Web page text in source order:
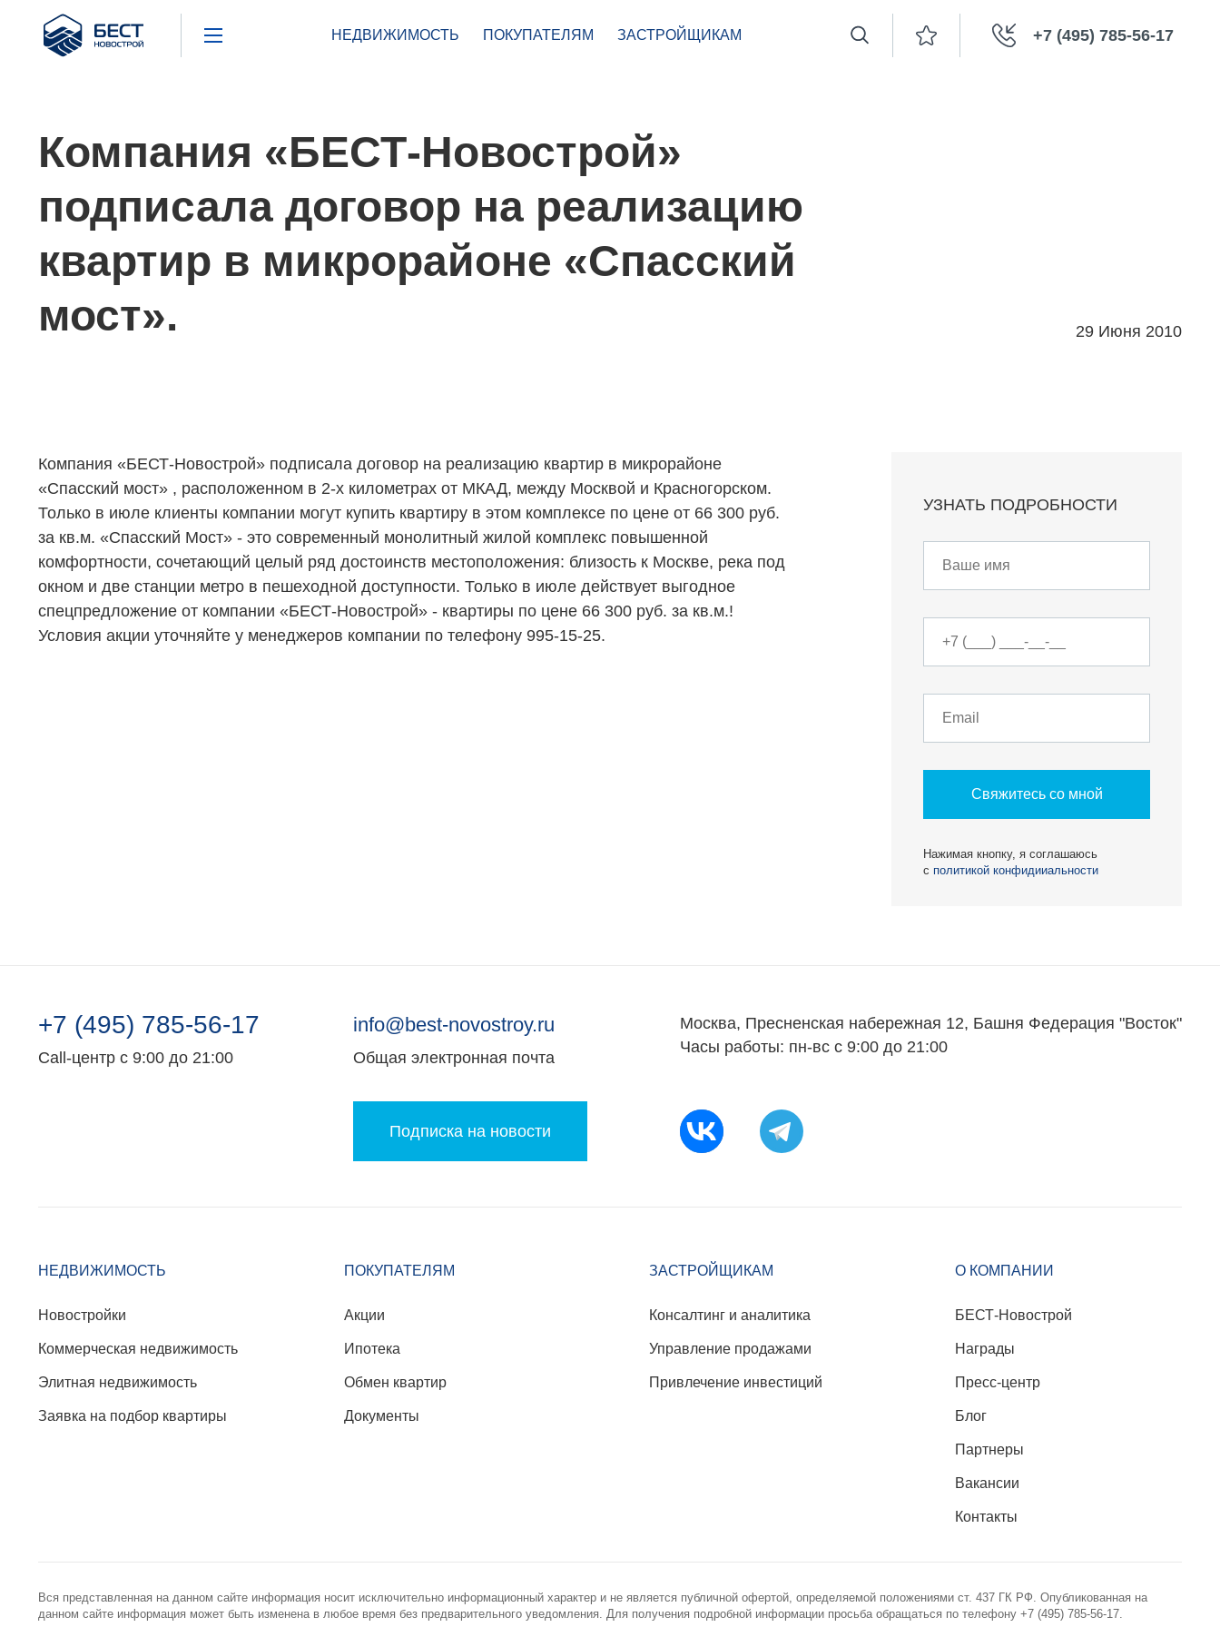
Бест
Новострой
НЕДВИЖИМОСТЬ ПОКУПАТЕЛЯМ ЗАСТРОЙЩИКАМ +7 (495) 785-56-17
О КОМПАНИИ
Награды
Пресс-центр
Партнеры
Компания «БЕСТ-Новострой»
подписала договор на реализацию
квартир в микрорайоне «Спасский
мост».
29 Июня 2010
Компания «БЕСТ-Новострой» подписала договор на реализацию квартир в микрорайоне
«Спасский мост» , расположенном в 2-х километрах от МКАД, между Москвой и Красногорском.
Только в июле клиенты компании могут купить квартиру в этом комплексе по цене от 66 300 руб.
за кв.м. «Спасский Мост» - это современный монолитный жилой комплекс повышенной
комфортности, сочетающий целый ряд достоинств местоположения: близость к Москве, река под
окном и две станции метро в пешеходной доступности. Только в июле действует выгодное
спецпредложение от компании «БЕСТ-Новострой» - квартиры по цене 66 300 руб. за кв.м.!
Условия акции уточняйте у менеджеров компании по телефону 995-15-25.
УЗНАТЬ ПОДРОБНОСТИ
Свяжитесь со мной
Нажимая кнопку, я соглашаюсь
с политикой конфидииальности
+7 (495) 785-56-17
Call-центр с 9:00 до 21:00
info@best-novostroy.ru
Общая электронная почта
Подписка на новости
Москва, Пресненская набережная 12, Башня Федерация "Восток"
Часы работы: пн-вс с 9:00 до 21:00
НЕДВИЖИМОСТЬ
Новостройки
Коммерческая недвижимость
Элитная недвижимость
Заявка на подбор квартиры
ПОКУПАТЕЛЯМ
Акции
Ипотека
Обмен квартир
Документы
ЗАСТРОЙЩИКАМ
Консалтинг и аналитика
Управление продажами
Привлечение инвестиций
О КОМПАНИИ
БЕСТ-Новострой
Награды
Пресс-центр
Блог
Партнеры
Вакансии
Контакты
Вся представленная на данном сайте информация носит исключительно информационный характер и не является публичной офертой, определяемой положениями ст. 437 ГК РФ. Опубликованная на
данном сайте информация может быть изменена в любое время без предварительного уведомления. Для получения подробной информации просьба обращаться по телефону +7 (495) 785-56-17.